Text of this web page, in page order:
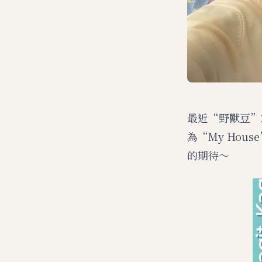
最近“野獸豆
為“My
的期待～